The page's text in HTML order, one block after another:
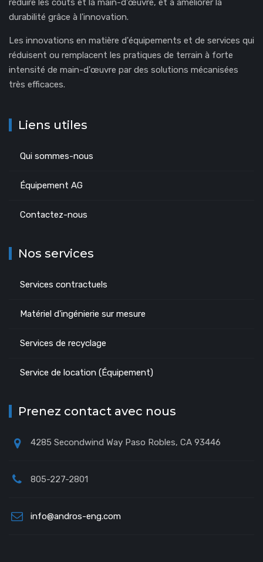
durabilité grâce à l'innovation.
Les innovations en matière d'équipements et de services qui
réduisent ou remplacent les pratiques de terrain à forte
intensité de main-d'œuvre par des solutions mécanisées
très efficaces.
Liens utiles
Qui sommes-nous
Équipement AG
Contactez-nous
Nos services
Services contractuels
Matériel d'ingénierie sur mesure
Services de recyclage
Service de location (Équipement)
Prenez contact avec nous
4285 Secondwind Way Paso Robles, CA 93446
805-227-2801
info@andros-eng.com